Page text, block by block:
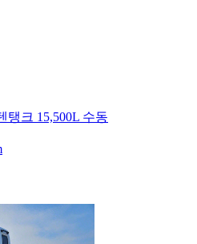
탱크 15,500L 수동